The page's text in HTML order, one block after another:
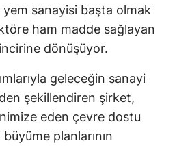
yem sanayisi başta olmak
ham madde sağlayan
dönüşüyor.
geleceğin sanayi
şekillendiren şirket,
eden çevre dostu
planlarının